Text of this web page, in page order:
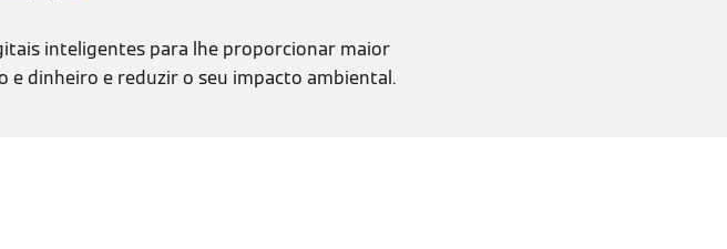
inteligentes para lhe proporcionar maior
dinheiro e reduzir o seu impacto ambiental.